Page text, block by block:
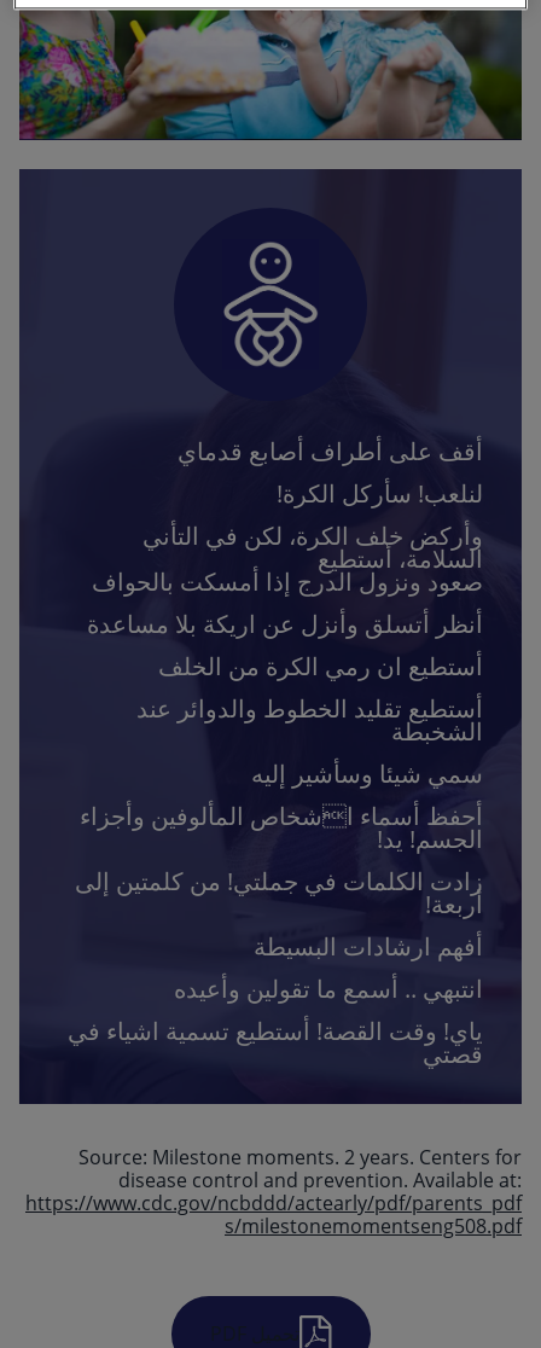
أقف على أطراف أصابع قدماي
لنلعب! سأركل الكرة!
وأركض خلف الكرة، لكن في التأني
السلامة، أستطيع
صعود ونزول الدرج إذا أمسكت بالحواف
أنظر أتسلق وأنزل عن اريكة بلا مساعدة
أستطيع ان رمي الكرة من الخلف
أستطيع تقليد الخطوط والدوائر عند
الشخبطة
سمي شيئا وسأشير إليه
أحفظ أسماء اشخاص المألوفين وأجزاء
الجسم! يد!
زادت الكلمات في جملتي! من كلمتين إلى
أربعة!
أفهم ارشادات البسيطة
انتبهي .. أسمع ما تقولين وأعيده
ياي! وقت القصة! أستطيع تسمية اشياء في
قصتي
Source: Milestone moments. 2 years. Centers for
disease control and prevention. Available at:
https://www.cdc.gov/ncbddd/actearly/pdf/parents_pdf
s/milestonemomentseng508.pdf
تحميل PDF